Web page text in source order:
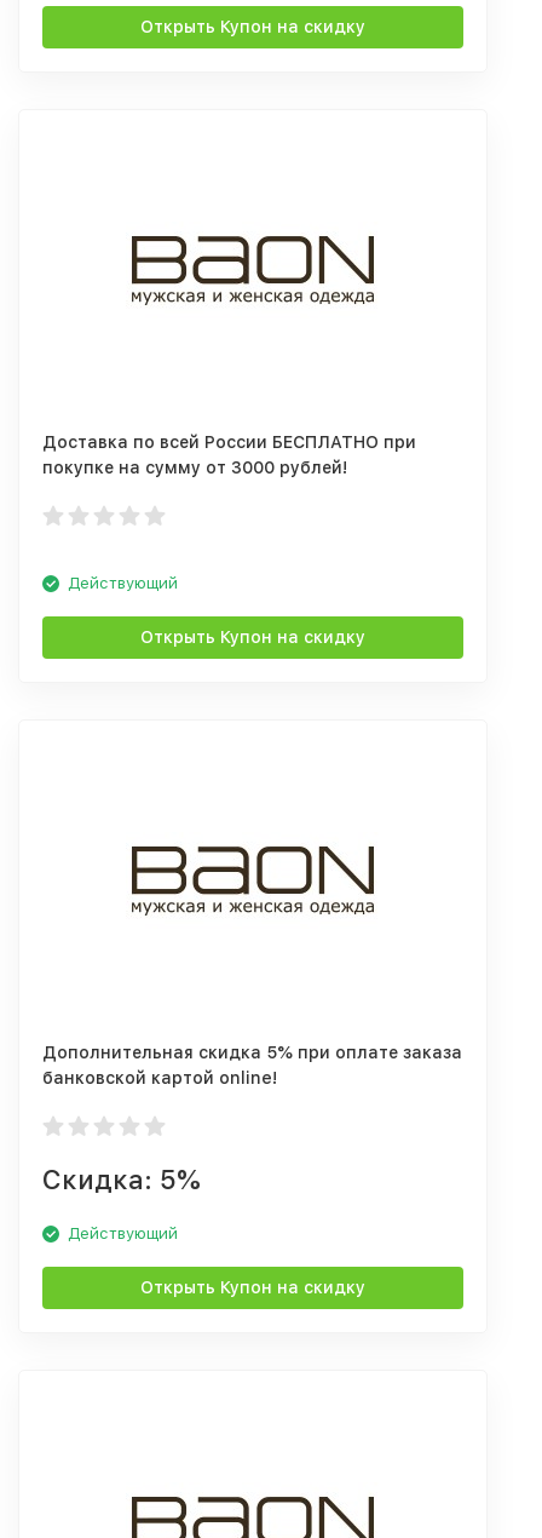
Открыть Купон на скидку
Доставка по всей России БЕСПЛАТНО при
покупке на сумму от 3000 рублей!
Действующий
Открыть Купон на скидку
Дополнительная скидка 5% при оплате заказа
банковской картой online!
Скидка: 5%
Действующий
Открыть Купон на скидку